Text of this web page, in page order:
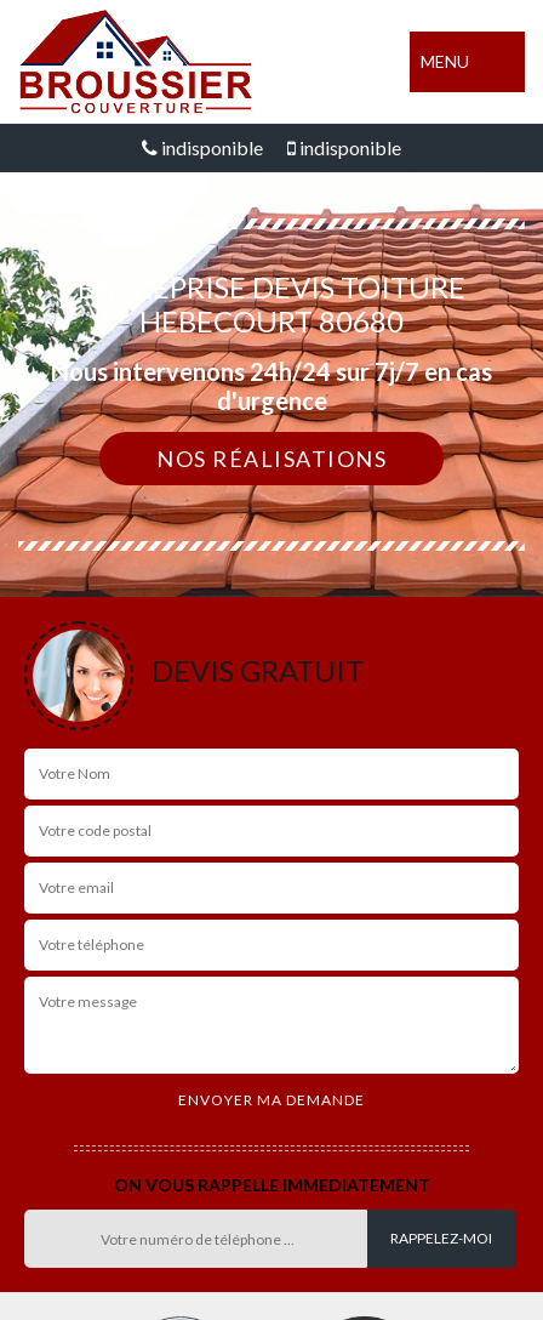
MENU
indisponible indisponible
ENTREPRISE DEVIS TOITURE
HEBECOURT 80680
Nous intervenons 24h/24 sur 7j/7 en cas
d'urgence
NOS RÉALISATIONS
DEVIS GRATUIT
ON VOUS RAPPELLE IMMEDIATEMENT